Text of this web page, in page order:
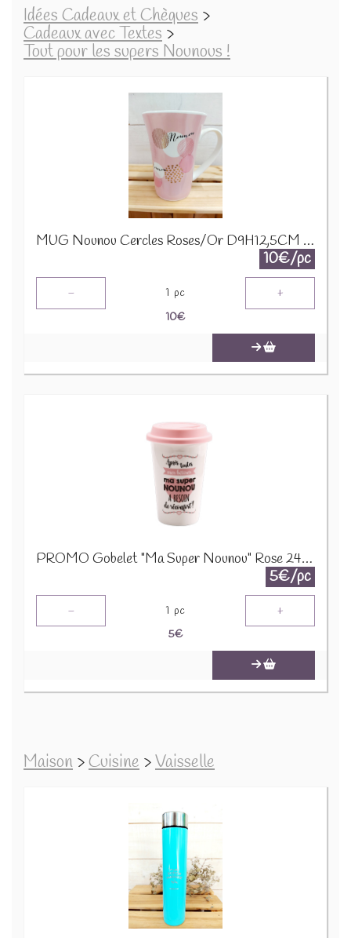
Idées Cadeaux et Chèques >
Cadeaux avec Textes >
Tout pour les supers Nounous !
MUG Nounou Cercles Roses/Or D9H12,5CM 24320
10€/pc
- 1 pc +
10€
PROMO Gobelet "Ma Super Nounou" Rose 24139 1200
5€/pc
- 1 pc +
5€
Maison >Cuisine >Vaisselle